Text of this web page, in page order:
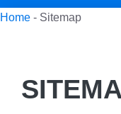
Home - Sitemap